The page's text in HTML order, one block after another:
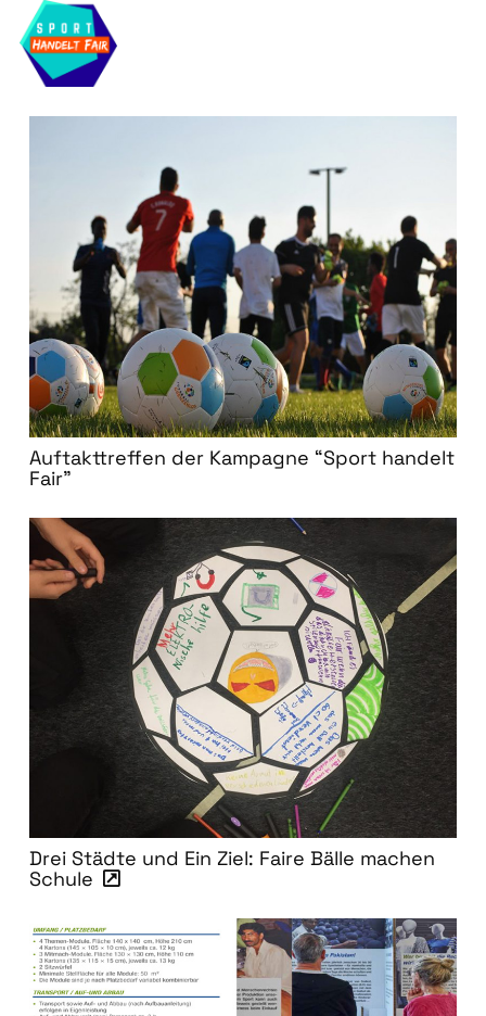
Auftakttreffen der Kampagne “Sport handelt
Fair”
Drei Städte und Ein Ziel: Faire Bälle machen
Schule